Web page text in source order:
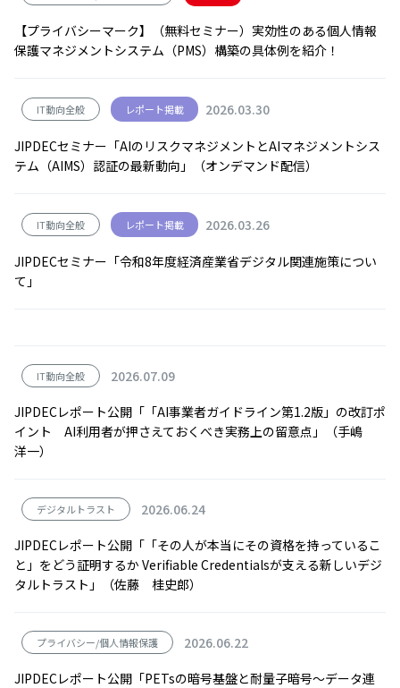
【プライバシーマーク】（無料セミナー）実効性のある個人情報
保護マネジメントシステム（PMS）構築の具体例を紹介！
IT動向全般 レポート掲載 2026.03.30
JIPDECセミナー「AIのリスクマネジメントとAIマネジメントシス
テム（AIMS）認証の最新動向」（オンデマンド配信）
IT動向全般 レポート掲載 2026.03.26
JIPDECセミナー「令和8年度経済産業省デジタル関連施策につい
て」
IT動向全般
2026.07.09
JIPDECレポート公開「「AI事業者ガイドライン第1.2版」の改訂ポ
イント AI利用者が押さえておくべき実務上の留意点」（手嶋
洋一）
デジタルトラスト
2026.06.24
JIPDECレポート公開「「その人が本当にその資格を持っているこ
と」をどう証明するか Verifiable Credentialsが支える新しいデジ
タルトラスト」（佐藤 桂史郎）
プライバシー/個人情報保護
2026.06.22
JIPDECレポート公開「PETsの暗号基盤と耐量子暗号～データ連